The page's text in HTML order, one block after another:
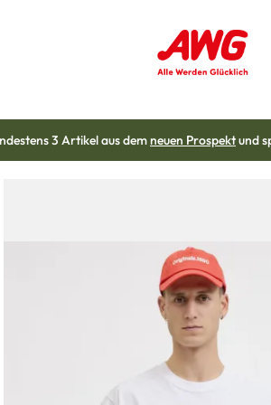
3 Artikel aus demneuen Prospektund